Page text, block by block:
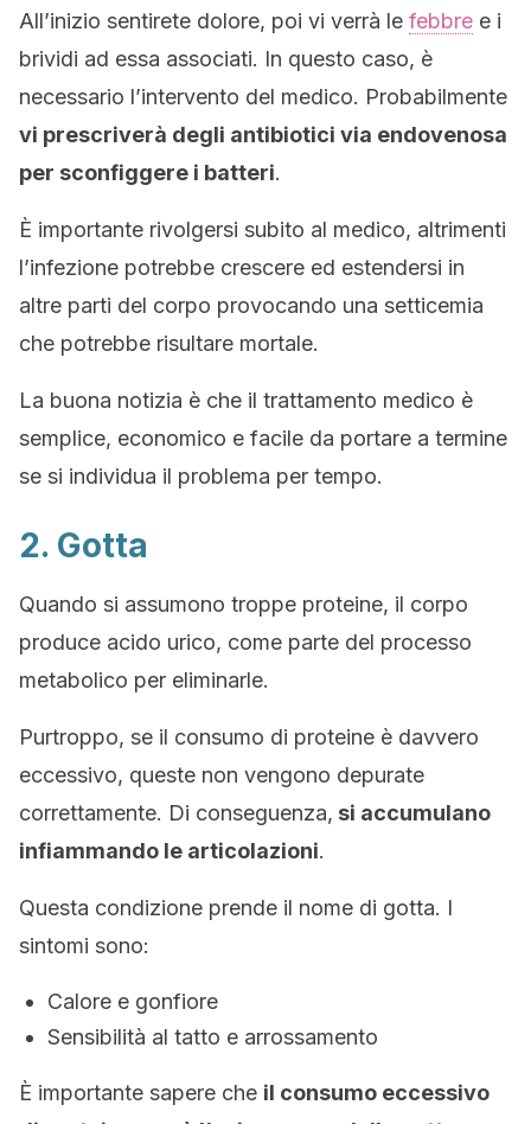
All’inizio sentirete dolore, poi vi verrà le febbre e i
brividi ad essa associati. In questo caso, è
necessario l’intervento del medico. Probabilmente
vi prescriverà degli antibiotici via endovenosa
per sconfiggere i batteri.
È importante rivolgersi subito al medico, altrimenti
l’infezione potrebbe crescere ed estendersi in
altre parti del corpo provocando una setticemia
che potrebbe risultare mortale.
La buona notizia è che il trattamento medico è
semplice, economico e facile da portare a termine
se si individua il problema per tempo.
2. Gotta
Quando si assumono troppe proteine, il corpo
produce acido urico, come parte del processo
metabolico per eliminarle.
Purtroppo, se il consumo di proteine è davvero
eccessivo, queste non vengono depurate
correttamente. Di conseguenza, si accumulano
infiammando le articolazioni.
Questa condizione prende il nome di gotta. I
sintomi sono:
Calore e gonfiore
Sensibilità al tatto e arrossamento
È importante sapere che il consumo eccessivo